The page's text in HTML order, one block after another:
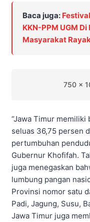
Baca juga:
KKN-PPM UGM
Masyarakat
750 x
“Jawa Timur memiliki
seluas 36,75 persen
pertumbuhan
Gubernur Khofifah.
juga menegaskan
lumbung pangan
Provinsi nomor satu
Padi, Jagung, Susu,
Jawa Timur juga